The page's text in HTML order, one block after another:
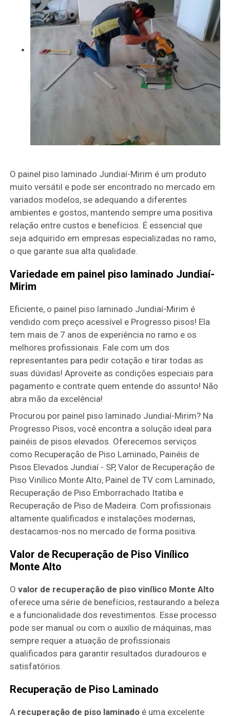
O painel piso laminado Jundiaí-Mirim é um produto
muito versátil e pode ser encontrado no mercado em
variados modelos, se adequando a diferentes
ambientes e gostos, mantendo sempre uma positiva
relação entre custos e benefícios. É essencial que
seja adquirido em empresas especializadas no ramo,
o que garante sua alta qualidade.
Variedade em painel piso laminado Jundiaí-
Mirim
Eficiente, o painel piso laminado Jundiaí-Mirim é
vendido com preço acessível e Progresso pisos! Ela
tem mais de 7 anos de experiência no ramo e os
melhores profissionais. Fale com um dos
representantes para pedir cotação e tirar todas as
suas dúvidas! Aproveite as condições especiais para
pagamento e contrate quem entende do assunto! Não
abra mão da excelência!
Procurou por painel piso laminado Jundiaí-Mirim? Na
Progresso Pisos, você encontra a solução ideal para
painéis de pisos elevados. Oferecemos serviços
como Recuperação de Piso Laminado, Painéis de
Pisos Elevados Jundiaí - SP, Valor de Recuperação de
Piso Vinílico Monte Alto, Painel de TV com Laminado,
Recuperação de Piso Emborrachado Itatiba e
Recuperação de Piso de Madeira. Com profissionais
altamente qualificados e instalações modernas,
destacamos-nos no mercado de forma positiva.
Valor de Recuperação de Piso Vinílico
Monte Alto
Ovalor de recuperação de piso vinílico Monte Alto
oferece uma série de benefícios, restaurando a beleza
e a funcionalidade dos revestimentos. Esse processo
pode ser manual ou com o auxílio de máquinas, mas
sempre requer a atuação de profissionais
qualificados para garantir resultados duradouros e
satisfatórios.
Recuperação de Piso Laminado
A recuperação de piso laminado é uma excelente